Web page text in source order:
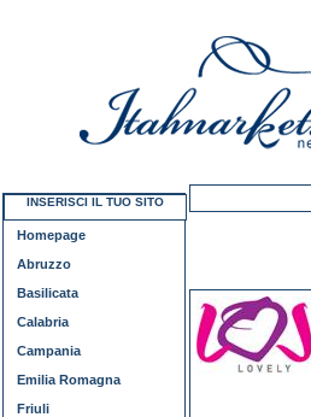
INSERISCI IL TUO SITO
Homepage
Abruzzo
Basilicata
Calabria
Campania
Emilia Romagna
Friuli